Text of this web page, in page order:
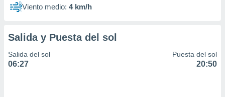
Viento medio: 4 km/h
Salida y Puesta del sol
Salida del sol
06:27
Puesta del sol
20:50